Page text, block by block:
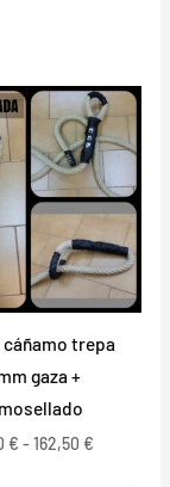
cáñamo trepa
gaza +
€ - 162,50 €
Rango
de
precios:
desde
44,50 €
hasta
162,50 €